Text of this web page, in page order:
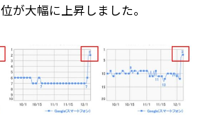
が大幅に上昇しました。